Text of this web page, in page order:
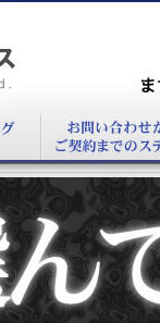
00
ト5か条をご案内